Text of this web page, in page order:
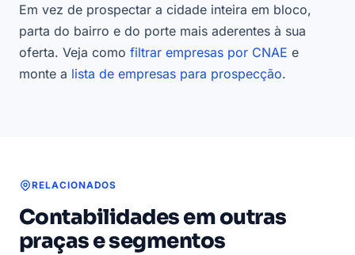
Em vez de prospectar a cidade inteira em bloco,
parta do bairro e do porte mais aderentes à sua
oferta. Veja como filtrar empresas por CNAE e
monte a lista de empresas para prospecção.
RELACIONADOS
Contabilidades em outras
praças e segmentos